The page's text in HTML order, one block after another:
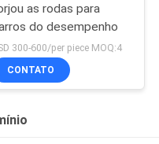
as rodas para
do desempenho
300-600/per piece MOQ:4
CONTATO